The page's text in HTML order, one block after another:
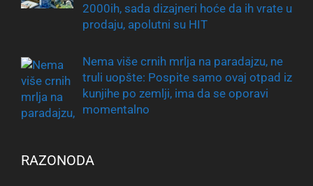
2000ih, sada dizajneri hoće da ih vrate u
prodaju, apolutni su HIT
Nema više crnih mrlja na paradajzu, ne
truli uopšte: Pospite samo ovaj otpad iz
kunjihe po zemlji, ima da se oporavi
momentalno
RAZONODA